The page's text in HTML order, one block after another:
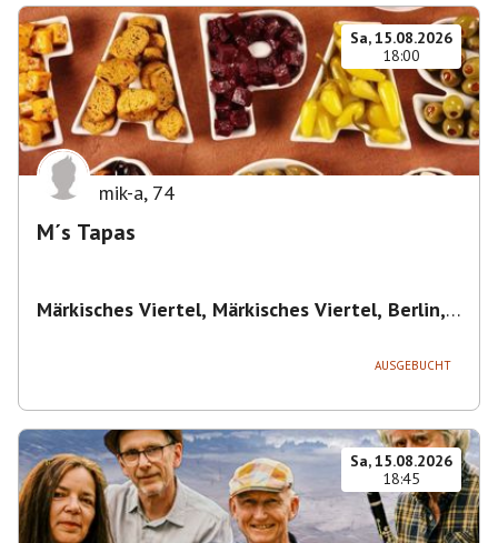
Sa, 15.08.2026
18:00
mik-a, 74
M´s Tapas
Märkisches Viertel, Märkisches Viertel, Berlin,
AUSGEBUCHT
Sa, 15.08.2026
18:45